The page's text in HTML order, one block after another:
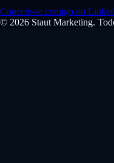
Conecte-se comigo no
© 2026 Staut Marketing.